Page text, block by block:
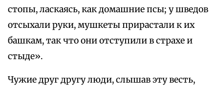
стопы, ласкаясь, как домашние псы; у шведов
отсыхали руки, мушкеты прирастали к их
башкам, так что они отступили в страхе и
стыде».
Чужие друг другу люди, слышав эту весть,